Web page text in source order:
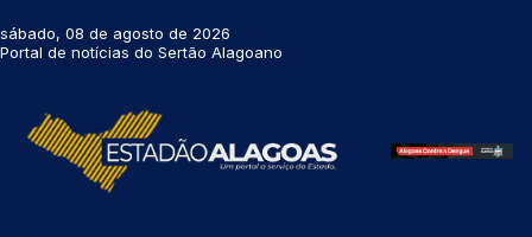
sábado, 08 de agosto de 2026
Portal de notícias do Sertão Alagoano